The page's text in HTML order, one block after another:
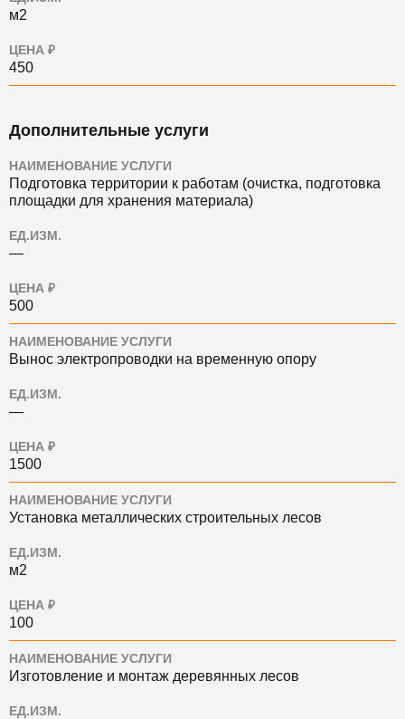
м2
ЦЕНА ₽
450
Дополнительные услуги
НАИМЕНОВАНИЕ УСЛУГИ
Подготовка территории к работам (очистка, подготовка
площадки для хранения материала)
ЕД.ИЗМ.
—
ЦЕНА ₽
500
НАИМЕНОВАНИЕ УСЛУГИ
Вынос электропроводки на временную опору
ЕД.ИЗМ.
—
ЦЕНА ₽
1500
НАИМЕНОВАНИЕ УСЛУГИ
Установка металлических строительных лесов
ЕД.ИЗМ.
м2
ЦЕНА ₽
100
НАИМЕНОВАНИЕ УСЛУГИ
Изготовление и монтаж деревянных лесов
ЕД.ИЗМ.